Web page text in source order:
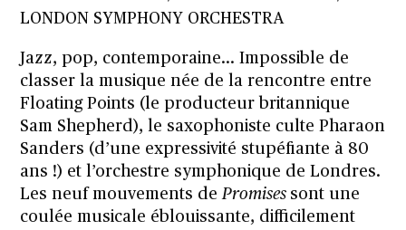
LONDON SYMPHONY ORCHESTRA
Jazz, pop, contemporaine… Impossible de
classer la musique née de la rencontre entre
Floating Points (le producteur britannique
Sam Shepherd), le saxophoniste culte Pharaon
Sanders (d’une expressivité stupéfiante à 80
ans !) et l’orchestre symphonique de Londres.
Les neuf mouvements dePromises sont une
coulée musicale éblouissante, difficilement